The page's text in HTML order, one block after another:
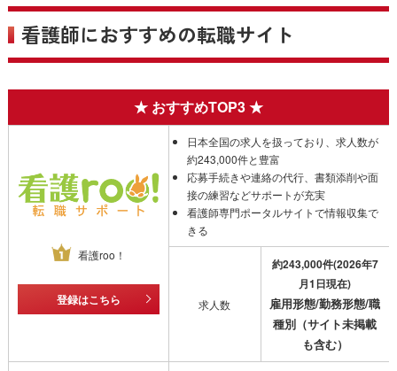
立させながら、株式会社Method innovationのグループ会社で
ある株式会社ドクターブリッジにて人事の仕事に従事してい
キャリアコンサルタント
プラクティカルフォト検定１級
ファッションビジネス能力検定１級
ファッション販売能力検定１級
看護師におすすめの転職サイト
看護roo！
登録はこちら
日本全国の求人を扱っており、求人数が
約243,000件と豊富
応募手続きや連絡の代行、書類添削や面
接の練習などサポートが充実
看護師専門ポータルサイトで情報収集で
きる
求人数
約243,000件(2026年7
月1日現在)
雇用形態/勤務形態/職
種別（サイト未掲載
も含む）